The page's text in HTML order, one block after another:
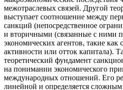
межотраслевых связей. Другой
выступает соотношение между
санкций (непосредственное
и вторичными (связанные с ними
экономических агентов, такие
активности или отток капитала).
теоретический фундамент
на понимании экономического
международных отношений. Его
линейной и определяется